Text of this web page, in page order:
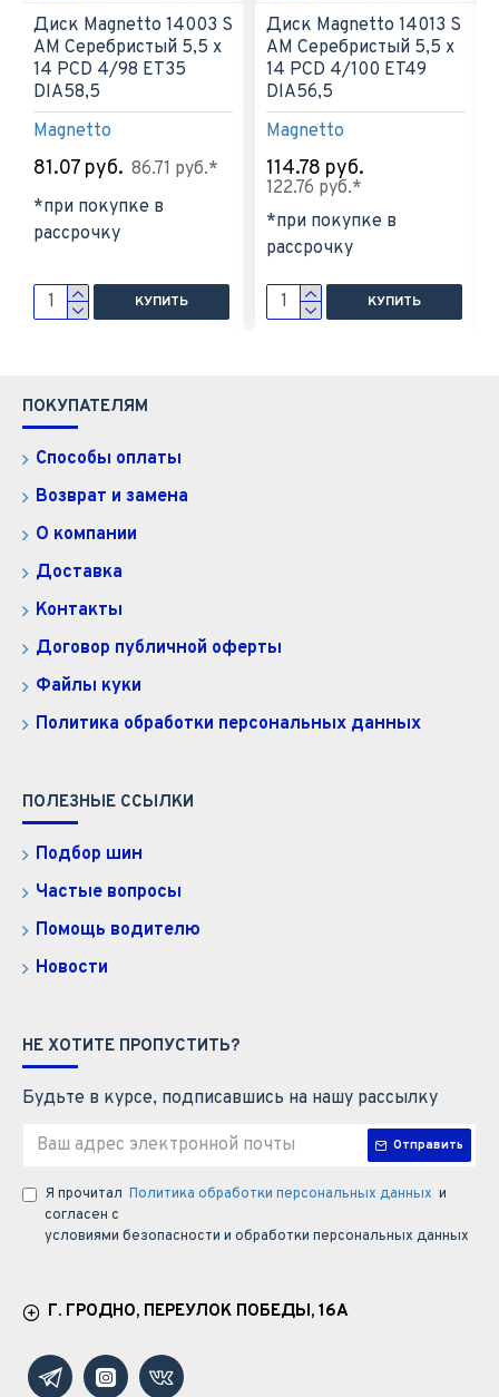
Magnetto
Диск Magnetto 14003 S
AM Серебристый 5,5 х
14 PCD 4/98 ET35
DIA58,5
81.07 руб. 86.71 руб.*
*при покупке в
рассрочку
КУПИТЬ
Magnetto
Диск Magnetto 14013 S
AM Серебристый 5,5 х
14 PCD 4/100 ET49
DIA56,5
114.78 руб.
122.76 руб.*
*при покупке в
рассрочку
КУПИТЬ
ПОКУПАТЕЛЯМ
Способы оплаты
Возврат и замена
О компании
Доставка
Контакты
Договор публичной оферты
Файлы куки
Политика обработки персональных данных
ПОЛЕЗНЫЕ ССЫЛКИ
Подбор шин
Частые вопросы
Помощь водителю
Новости
НЕ ХОТИТЕ ПРОПУСТИТЬ?
Будьте в курсе, подписавшись на нашу рассылку
Отправить
Я прочитал Политика обработки персональных данных и
согласен с
условиями безопасности и обработки персональных данных
Г. ГРОДНО, ПЕРЕУЛОК ПОБЕДЫ, 16А